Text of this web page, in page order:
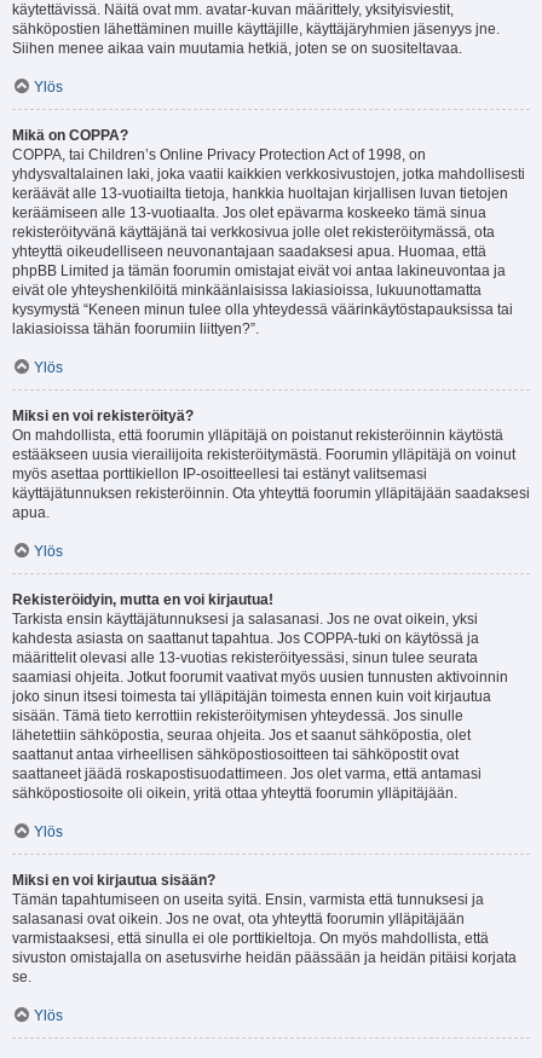
käytettävissä. Näitä ovat mm. avatar-kuvan määrittely, yksityisviestit,
sähköpostien lähettäminen muille käyttäjille, käyttäjäryhmien jäsenyys jne.
Siihen menee aikaa vain muutamia hetkiä, joten se on suositeltavaa.
Ylös
Mikä on COPPA?
COPPA, tai Children’s Online Privacy Protection Act of 1998, on
yhdysvaltalainen laki, joka vaatii kaikkien verkkosivustojen, jotka mahdollisesti
keräävät alle 13-vuotiailta tietoja, hankkia huoltajan kirjallisen luvan tietojen
keräämiseen alle 13-vuotiaalta. Jos olet epävarma koskeeko tämä sinua
rekisteröityvänä käyttäjänä tai verkkosivua jolle olet rekisteröitymässä, ota
yhteyttä oikeudelliseen neuvonantajaan saadaksesi apua. Huomaa, että
phpBB Limited ja tämän foorumin omistajat eivät voi antaa lakineuvontaa ja
eivät ole yhteyshenkilöitä minkäänlaisissa lakiasioissa, lukuunottamatta
kysymystä “Keneen minun tulee olla yhteydessä väärinkäytöstapauksissa tai
lakiasioissa tähän foorumiin liittyen?”.
Ylös
Miksi en voi rekisteröityä?
On mahdollista, että foorumin ylläpitäjä on poistanut rekisteröinnin käytöstä
estääkseen uusia vierailijoita rekisteröitymästä. Foorumin ylläpitäjä on voinut
myös asettaa porttikiellon IP-osoitteellesi tai estänyt valitsemasi
käyttäjätunnuksen rekisteröinnin. Ota yhteyttä foorumin ylläpitäjään saadaksesi
apua.
Ylös
Rekisteröidyin, mutta en voi kirjautua!
Tarkista ensin käyttäjätunnuksesi ja salasanasi. Jos ne ovat oikein, yksi
kahdesta asiasta on saattanut tapahtua. Jos COPPA-tuki on käytössä ja
määrittelit olevasi alle 13-vuotias rekisteröityessäsi, sinun tulee seurata
saamiasi ohjeita. Jotkut foorumit vaativat myös uusien tunnusten aktivoinnin
joko sinun itsesi toimesta tai ylläpitäjän toimesta ennen kuin voit kirjautua
sisään. Tämä tieto kerrottiin rekisteröitymisen yhteydessä. Jos sinulle
lähetettiin sähköpostia, seuraa ohjeita. Jos et saanut sähköpostia, olet
saattanut antaa virheellisen sähköpostiosoitteen tai sähköpostit ovat
saattaneet jäädä roskapostisuodattimeen. Jos olet varma, että antamasi
sähköpostiosoite oli oikein, yritä ottaa yhteyttä foorumin ylläpitäjään.
Ylös
Miksi en voi kirjautua sisään?
Tämän tapahtumiseen on useita syitä. Ensin, varmista että tunnuksesi ja
salasanasi ovat oikein. Jos ne ovat, ota yhteyttä foorumin ylläpitäjään
varmistaaksesi, että sinulla ei ole porttikieltoja. On myös mahdollista, että
sivuston omistajalla on asetusvirhe heidän päässään ja heidän pitäisi korjata
se.
Ylös